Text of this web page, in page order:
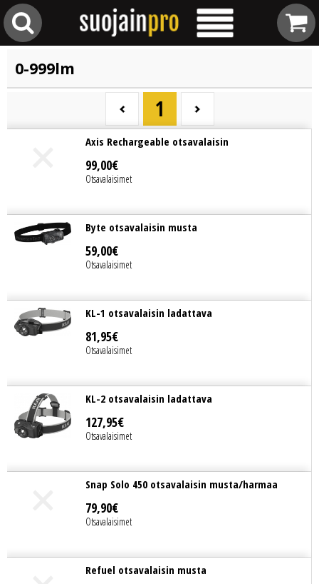
0-999lm
1
Axis Rechargeable otsavalaisin
99,00€
Otsavalaisimet
Byte otsavalaisin musta
59,00€
Otsavalaisimet
KL-1 otsavalaisin ladattava
81,95€
Otsavalaisimet
KL-2 otsavalaisin ladattava
127,95€
Otsavalaisimet
Snap Solo 450 otsavalaisin musta/harmaa
79,90€
Otsavalaisimet
Refuel otsavalaisin musta